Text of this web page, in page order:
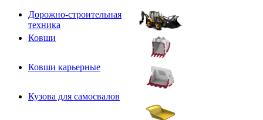
Дорожно-строительная
техника
Ковши
Ковши карьерные
Кузова для самосвалов